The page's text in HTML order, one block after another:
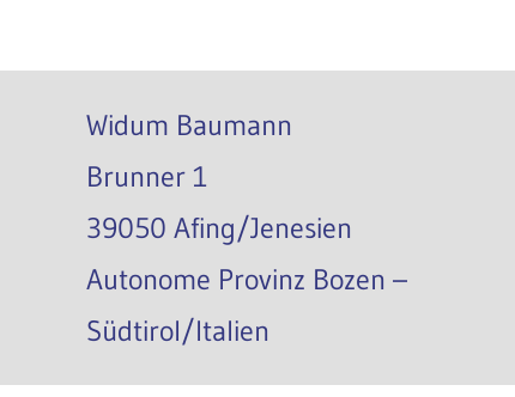
Widum Baumann
Brunner 1
39050 Afing/Jenesien
Autonome Provinz Bozen –
Südtirol/Italien